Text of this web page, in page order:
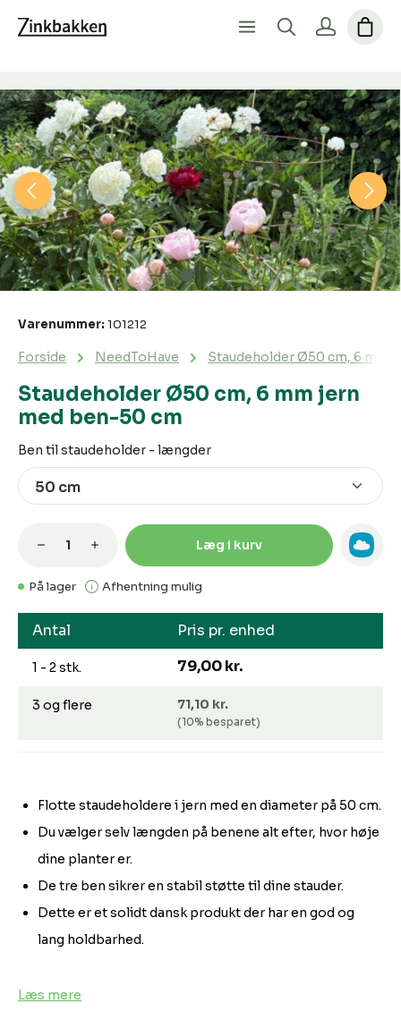
Spring over billedgalleri
Staudeholder Ø50 cm, 6 mm jern
med ben-50 cm
Forside NeedToHave Staudeholder Ø50 cm, 6 mm
Varenummer: 101212
Flotte staudeholdere i jern med en diameter på 50 cm.
Du vælger selv længden på benene alt efter, hvor høje
dine planter er.
De tre ben sikrer en stabil støtte til dine stauder.
Dette er et solidt dansk produkt der har en god og
lang holdbarhed.
Læs mere
Antal Pris pr. enhed
1 - 2 stk. 79,00 kr.
3 og flere 71,10 kr.
(10% besparet)
På lager Afhentning mulig
Vælg
Ben til staudeholder - længder
Produktmængde: Indtast den
Læg i kurv